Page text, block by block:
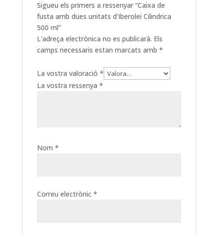
Sigueu els primers a ressenyar “Caixa de
fusta amb dues unitats d’Iberolei Cilindrica
500 ml”
L'adreça electrònica no es publicarà. Els
camps necessaris estan marcats amb *
La vostra valoració *
La vostra ressenya *
Nom *
Correu electrònic *